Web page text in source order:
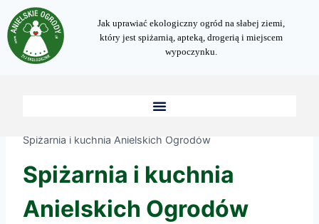
Jak uprawiać ekologiczny ogród na słabej ziemi,
który jest spiżarnią, apteką, drogerią i miejscem
wypoczynku.
Spiżarnia i kuchnia Anielskich Ogrodów
Spiżarnia i kuchnia
Anielskich Ogrodów